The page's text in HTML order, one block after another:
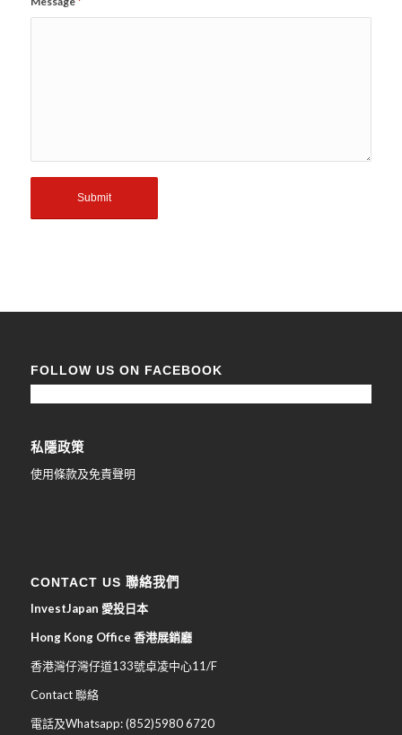
FOLLOW US ON FACEBOOK
私隱政策
使用條款及免責聲明
CONTACT US 聯絡我們
InvestJapan 愛投日本
Hong Kong Office 香港展銷廳
香港灣仔灣仔道133號卓凌中心11/F
Contact 聯絡
電話及Whatsapp: (852)5980 6720